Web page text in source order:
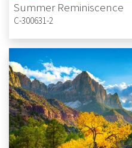
Summer Reminiscence
C-300631-2